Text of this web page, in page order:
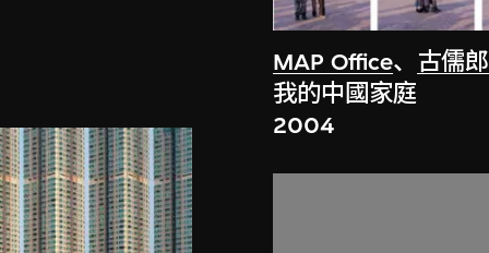
MAP Office、 古儒郎
我的中國家庭
2004